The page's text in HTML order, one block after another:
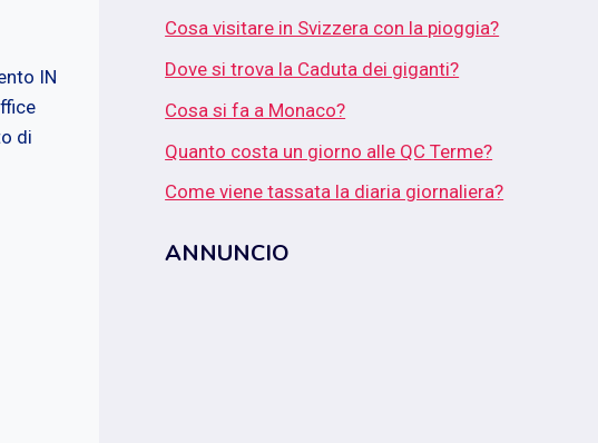
IN
di
Cosa visitare in Svizzera con la pioggia?
Dove si trova la Caduta dei giganti?
Cosa si fa a Monaco?
Quanto costa un giorno alle QC Terme?
Come viene tassata la diaria giornaliera?
ANNUNCIO